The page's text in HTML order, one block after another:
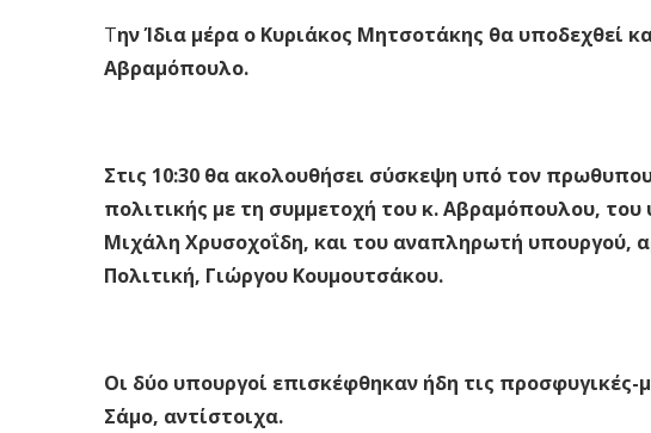
Την Ίδια μέρα ο Κυριάκος Μητσοτάκης θα υποδεχθεί
Αβραμόπουλο.
Στις 10:30 θα ακολουθήσει σύσκεψη υπό τον
πολιτικής με τη συμμετοχή του κ. Αβραμόπουλου,
Μιχάλη Χρυσοχοΐδη, και του αναπληρωτή υπουργού,
Πολιτική, Γιώργου Κουμουτσάκου.
Οι δύο υπουργοί επισκέφθηκαν ήδη τις προσφυγικές-
Σάμο, αντίστοιχα.